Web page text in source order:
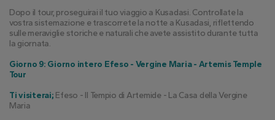
Dopo il tour, proseguirai il tuo viaggio a Kusadasi. Controllate la
vostra sistemazione e trascorrete la notte a Kusadasi, riflettendo
sulle meraviglie storiche e naturali che avete assistito durante tutta
la giornata.
Giorno 9: Giorno intero Efeso - Vergine Maria - Artemis Temple
Tour
Ti visiterai; Efeso - Il Tempio di Artemide - La Casa della Vergine
Maria